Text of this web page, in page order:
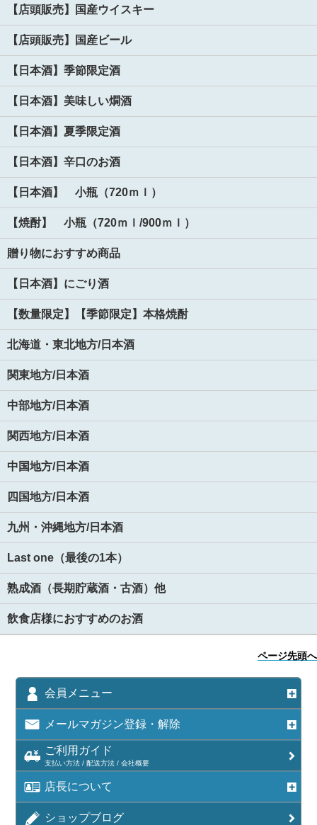
【店頭販売】国産ウイスキー
【店頭販売】国産ビール
【日本酒】季節限定酒
【日本酒】美味しい燗酒
【日本酒】夏季限定酒
【日本酒】辛口のお酒
【日本酒】 小瓶（720ｍｌ）
【焼酎】 小瓶（720ｍｌ/900ｍｌ）
贈り物におすすめ商品
【日本酒】にごり酒
【数量限定】【季節限定】本格焼酎
北海道・東北地方/日本酒
関東地方/日本酒
中部地方/日本酒
関西地方/日本酒
中国地方/日本酒
四国地方/日本酒
九州・沖縄地方/日本酒
Last one（最後の1本）
熟成酒（長期貯蔵酒・古酒）他
飲食店様におすすめのお酒
ページ先頭へ
会員メニュー
メールマガジン登録・解除
ご利用ガイド
支払い方法 / 配送方法 / 会社概要
店長について
ショップブログ